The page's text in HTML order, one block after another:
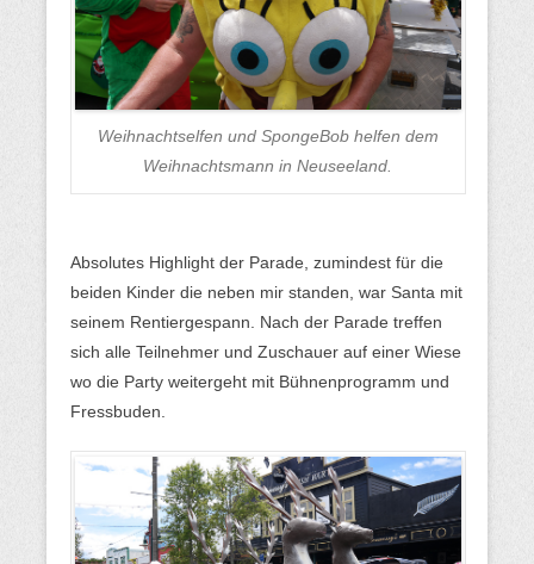
Weihnachtselfen und SpongeBob helfen dem
Weihnachtsmann in Neuseeland.
Absolutes Highlight der Parade, zumindest für die
beiden Kinder die neben mir standen, war Santa mit
seinem Rentiergespann. Nach der Parade treffen
sich alle Teilnehmer und Zuschauer auf einer Wiese
wo die Party weitergeht mit Bühnenprogramm und
Fressbuden.